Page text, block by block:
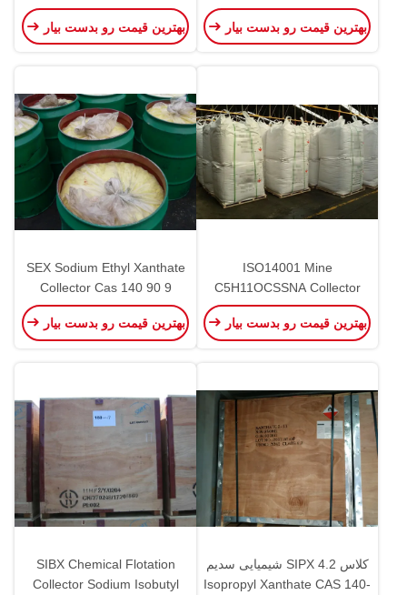
Thionocarbamate نامحلول در
آب
بهترین قیمت رو بدست بیار
5 محلول در آب
بهترین قیمت رو بدست بیار
ISO14001 Mine
C5H11OCSSNA Collector
Sodium Amyl Xanthate CAS
7607-99-0
بهترین قیمت رو بدست بیار
SEX Sodium Ethyl Xanthate
Collector Cas 140 90 9
Vulcanization Accelarator
بهترین قیمت رو بدست بیار
کلاس 4.2 SIPX شیمیایی سدیم
Isopropyl Xanthate CAS 140-
SIBX Chemical Flotation
Collector Sodium Isobutyl